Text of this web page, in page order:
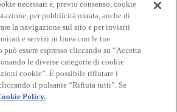
s
i
a
p
s
i
a
s
i
a
s
i
a
AccessibilityCookie Policy
necessari e, previo consenso, cookie
per pubblicità mirata, anche di
la navigazione sul sito e per inviarti
e servizi in linea con le tue
può essere espresso cliccando su “Accetta
le diverse categorie di cookie
cookie”. È possibile rifiutare i
il pulsante “Rifiuta tutti”. Se
Policy.